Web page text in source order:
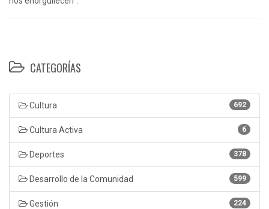
CATEGORÍAS
692
Cultura
6
Cultura Activa
378
Deportes
599
Desarrollo de la Comunidad
224
Gestión